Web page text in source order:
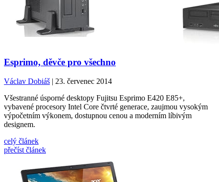
Esprimo, děvče pro všechno
Václav Dobiáš | 23. červenec 2014
Všestranné úsporné desktopy Fujitsu Esprimo E420 E85+,
vybavené procesory Intel Core čtvrté generace, zaujmou vysokým
výpočetním výkonem, dostupnou cenou a moderním líbivým
designem.
celý článek
přečíst článek